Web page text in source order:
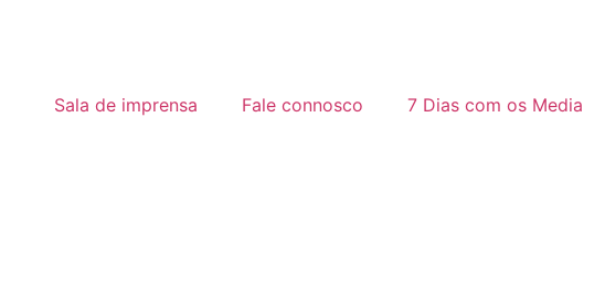
Sala de imprensa Fale connosco 7 Dias com os Media